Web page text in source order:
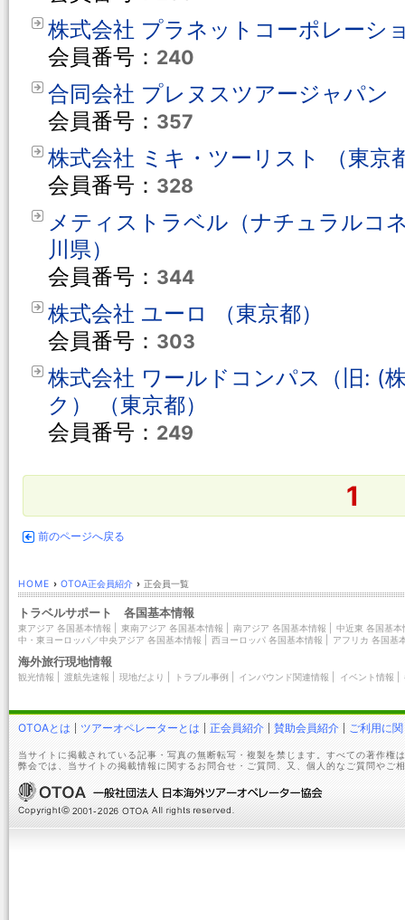
株式会社 プラネットコーポレーシ
会員番号： 240
合同会社 プレヌスツアージャパン
会員番号： 357
株式会社 ミキ・ツーリスト （東京
会員番号： 328
メティストラベル（ナチュラルコ
川県）
会員番号： 344
株式会社 ユーロ （東京都）
会員番号： 303
株式会社 ワールドコンパス（旧: (
ク） （東京都）
会員番号： 249
1
前のページへ戻る
HOME › OTOA正会員紹介 › 正会員一覧
トラベルサポート 各国基本情報
東アジア 各国基本情報 東南アジア 各国基本情報 南アジア 各国基本情報
中近東 各国基本
中・東ヨーロッパ／中央アジア 各国基本情報
西ヨーロッパ 各国基本情報 アフリカ 各国基
海外旅行現地情報
観光情報 渡航先速報 現地だより トラブル事例 インバウンド関連情報 イベント情報
OTOAとは ツアーオペレーターとは 正会員紹介 賛助会員紹介 ご利用に
当サイトに掲載されている記事・写真の無断転写・複製を禁じます。すべての著作権
弊会では、当サイトの掲載情報に関するお問合せ・ご質問、又、個人的なご質問やご